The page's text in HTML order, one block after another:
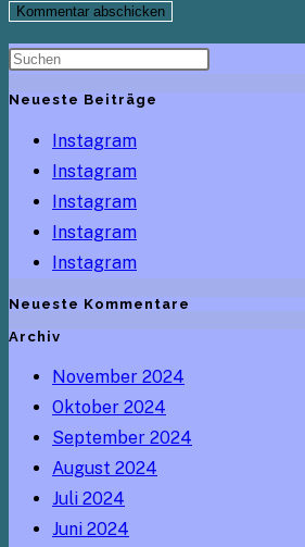
Kommentieren
zum
ein
ein
Neueste Beiträge
Instagram
Instagram
Instagram
Instagram
Instagram
Neueste Kommentare
Archiv
November 2024
Oktober 2024
September 2024
August 2024
Juli 2024
Juni 2024